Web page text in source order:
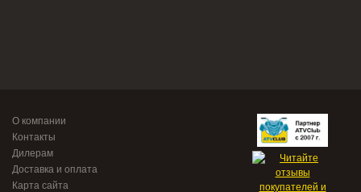
О компании
Контакты
Дилерам
Доставка и оплата
Карта сайта